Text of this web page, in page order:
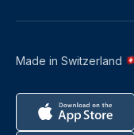
Made in Switzerland